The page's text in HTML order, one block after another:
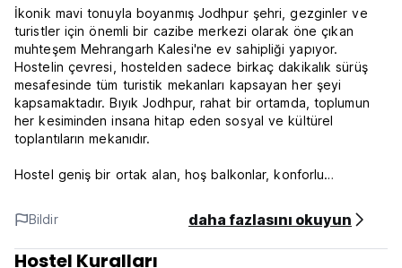
İkonik mavi tonuyla boyanmış Jodhpur şehri, gezginler ve
turistler için önemli bir cazibe merkezi olarak öne çıkan
muhteşem Mehrangarh Kalesi'ne ev sahipliği yapıyor.
Hostelin çevresi, hostelden sadece birkaç dakikalık sürüş
mesafesinde tüm turistik mekanları kapsayan her şeyi
kapsamaktadır. Bıyık Jodhpur, rahat bir ortamda, toplumun
her kesiminden insana hitap eden sosyal ve kültürel
toplantıların mekanıdır.
Hostel geniş bir ortak alan, hoş balkonlar, konforlu
Tesis bünyesindeki tiyatro, sayısız masa oyunu ve tesis
bünyesindeki restoranımızın sunduğu damak tadınıza hitap
eden leziz lezzetler ile kendinizi neşeli atmosferin içinde
şımartın.
Bildir daha fazlasını okuyun
Hostel Kuralları